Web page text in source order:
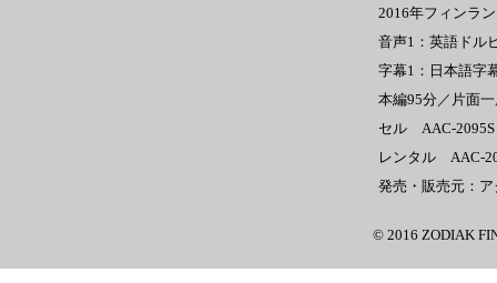
2016年フィンラ
音声1：英語ドル
字幕1：日本語字
本編95分／片面
セル AAC-
レンタル AAC-
発売・販売元：
© 2016 ZODIAK